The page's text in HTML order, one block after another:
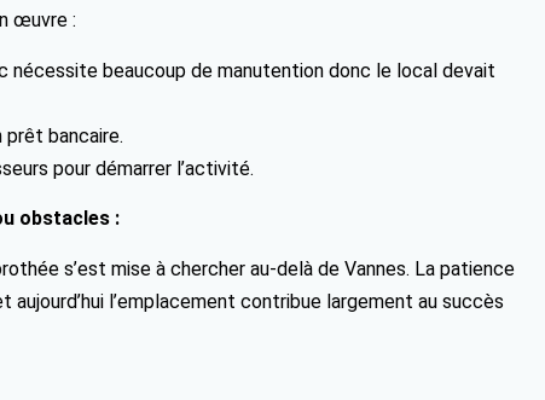
œuvre :
nécessite beaucoup de manutention donc le local devait
prêt bancaire.
pour démarrer l’activité.
obstacles :
s’est mise à chercher au-delà de Vannes. La patience
l’emplacement contribue largement au succès